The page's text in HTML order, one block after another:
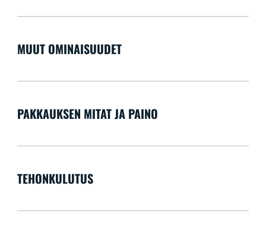
MUUT OMINAISUUDET
PAKKAUKSEN MITAT JA PAINO
TEHONKULUTUS